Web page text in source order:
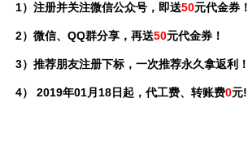
1）注册并关注微信公众号，即送50元代金券！
2）微信、QQ群分享，再送50元代金券！
3）推荐朋友注册下标，一次推荐永久拿返利！
4） 2019年01月18日起，代工费、转账费0元!